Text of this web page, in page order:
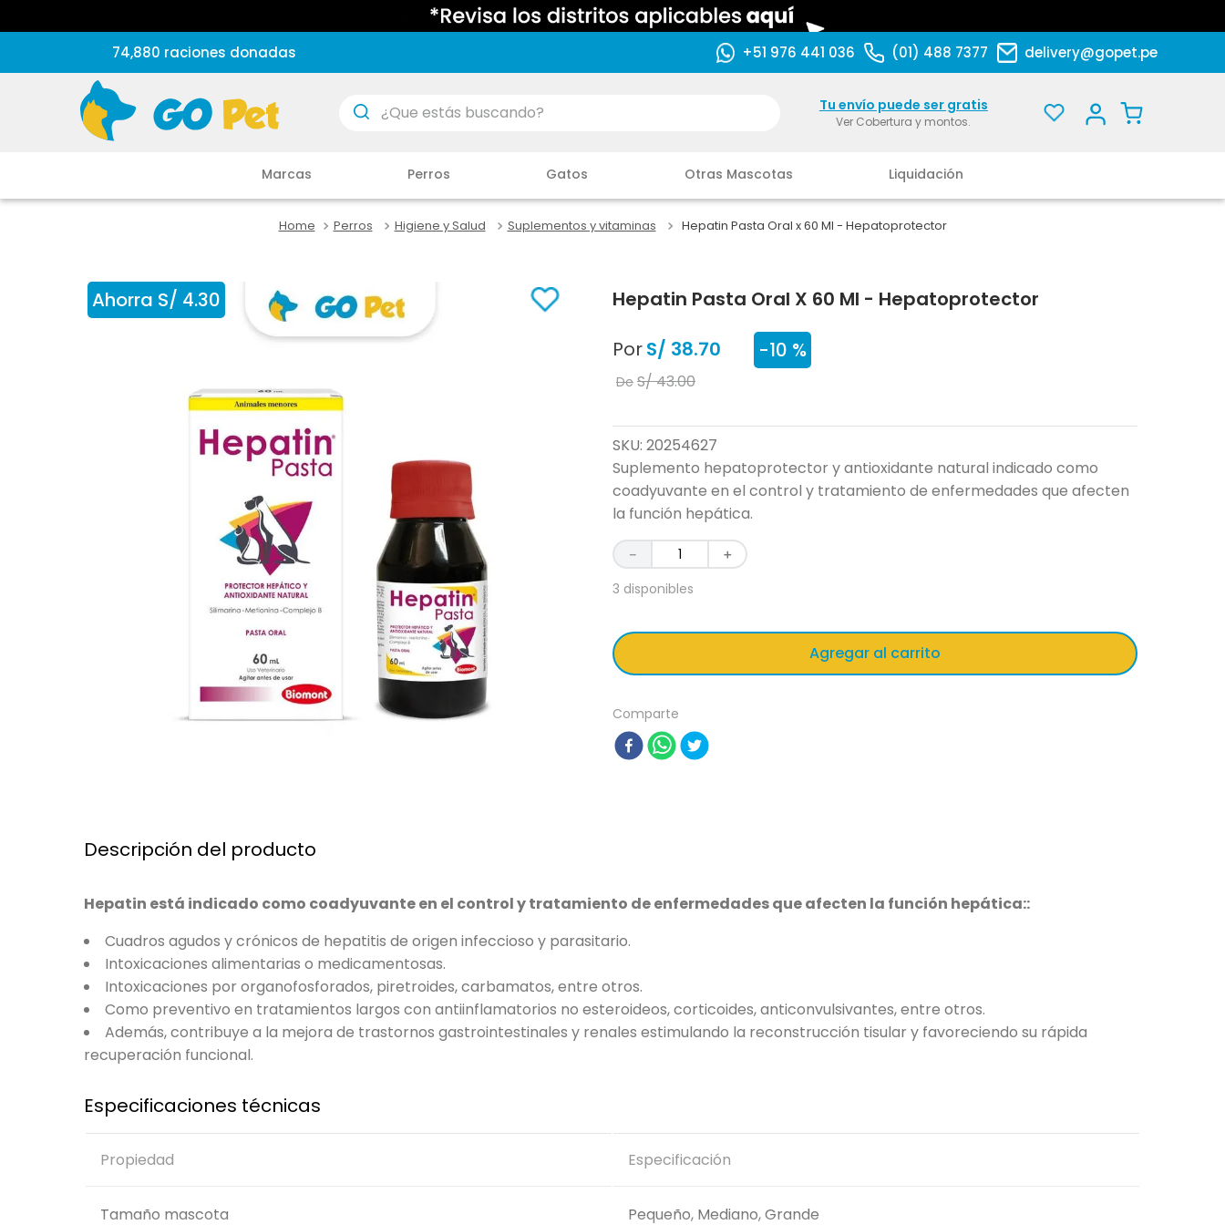
74,880 raciones donadas +51 976 441 036 (01) 488 7377 delivery@gopet.pe
¿Que estás buscando? Tu envío puede ser gratis
Ver Cobertura y montos.
Marcas Perros Gatos Otras Mascotas Liquidación
Perros Higiene y Salud Suplementos y vitaminas Hepatin Pasta Oral x 60 Ml - Hepatoprotector
Ahorra S/ 4.30 Hepatin Pasta Oral X 60 Ml - Hepatoprotector
De S/43.00
PorS/ 38.70 -10 %
SKU: 20254627
Suplemento hepatoprotector y antioxidante natural indicado como
coadyuvante en el control y tratamiento de enfermedades que afecten
la función hepática.
＋
－
3 disponibles
Agregar al carrito
Comparte
Descripción del producto
Hepatin está indicado como coadyuvante en el control y tratamiento de enfermedades que afecten la función hepática::
Cuadros agudos y crónicos de hepatitis de origen infeccioso y parasitario.
Intoxicaciones alimentarias o medicamentosas.
Intoxicaciones por organofosforados, piretroides, carbamatos, entre otros.
Como preventivo en tratamientos largos con antiinflamatorios no esteroideos, corticoides, anticonvulsivantes, entre otros.
Además, contribuye a la mejora de trastornos gastrointestinales y renales estimulando la reconstrucción tisular y favoreciendo su rápida
recuperación funcional.
Especificaciones técnicas
Propiedad Especificación
Tamaño mascota Pequeño, Mediano, Grande